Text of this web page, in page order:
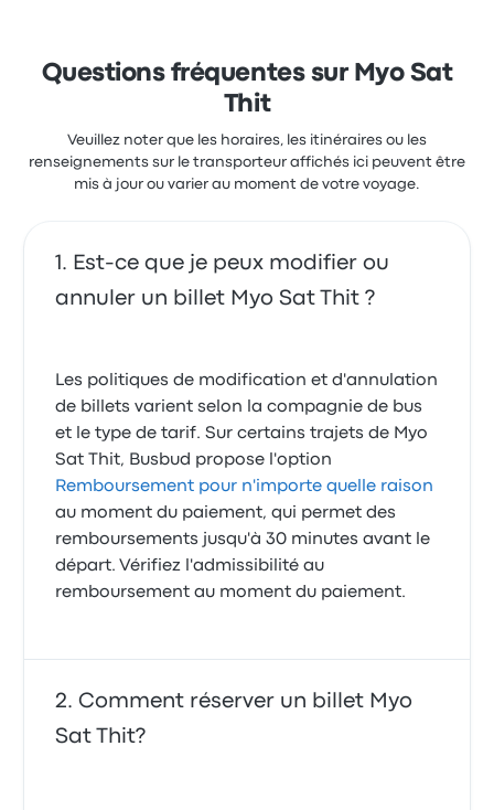
Questions fréquentes sur Myo Sat
Thit
Veuillez noter que les horaires, les itinéraires ou les
renseignements sur le transporteur affichés ici peuvent être
mis à jour ou varier au moment de votre voyage.
Est-ce que je peux modifier ou
annuler un billet Myo Sat Thit ?
Les politiques de modification et d'annulation
de billets varient selon la compagnie de bus
et le type de tarif. Sur certains trajets de Myo
Sat Thit, Busbud propose l'option
Remboursement pour n'importe quelle raison
au moment du paiement, qui permet des
remboursements jusqu'à 30 minutes avant le
départ. Vérifiez l'admissibilité au
remboursement au moment du paiement.
Comment réserver un billet Myo
Sat Thit?